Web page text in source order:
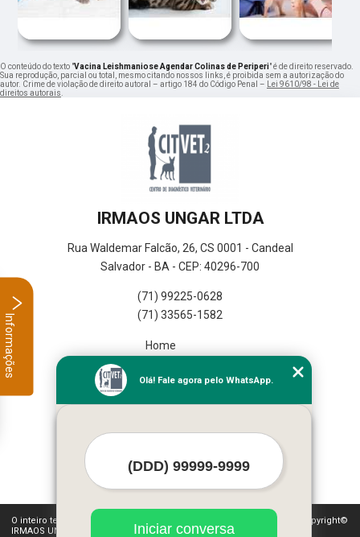
O conteúdo do texto "Vacina Leishmaniose Agendar Colinas de Periperi" é de direito reservado.
Sua reprodução, parcial ou total, mesmo citando nossos links, é proibida sem a autorização do
autor. Crime de violação de direito autoral – artigo 184 do Código Penal – Lei 9610/98 - Lei de
direitos autorais.
IRMAOS UNGAR LTDA
Rua Waldemar Falcão, 26, CS 0001 - Candeal
Salvador - BA - CEP: 40296-700
(71) 99225-0628
(71) 33565-1582
Home
Missão
Serviços
O inteiro teor deste site está sujeito à proteção de direitos autorais. Copyright©
IRMAOS UNGAR LTDA (Lei 9610 de 19/02/1998)
Olá! Fale agora pelo WhatsApp.
Iniciar conversa
Informações